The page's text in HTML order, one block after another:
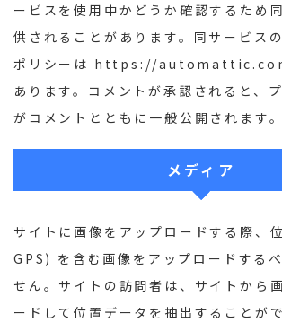
ービスを使用中かどうか確認するため
供されることがあります。同サービス
ポリシーは https://
あります。コメントが承認されると、
がコメントとともに一般公開されます。
メディア
サイトに画像をアップロードする際、
GPS) を含む画像をアップロードする
せん。サイトの訪問者は、サイトから
ードして位置データを抽出することがで